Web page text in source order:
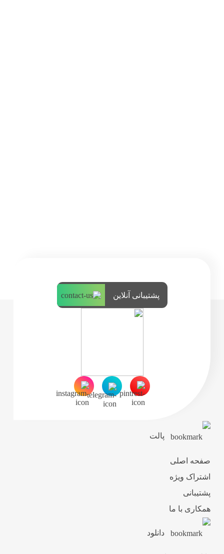
پالت
صفحه اصلی
اشتراک ویژه
پشتیبانی
همکاری با ما
دانلود
پشتیبانی آنلاین